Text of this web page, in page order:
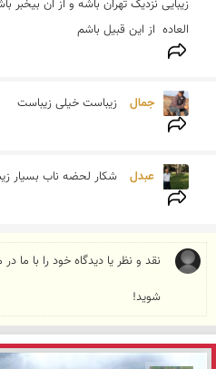
العاده  از این قبیل باشم
جمال زیباست خیلی زیباست
عبدل شکار لحضه ناب بسیار